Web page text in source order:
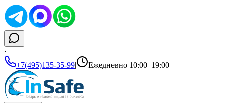
·
+7(495)135-35-99| Ежедневно 10:00–19:00